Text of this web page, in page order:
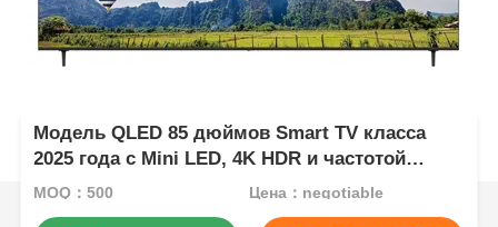
Модель QLED 85 дюймов Smart TV класса
2025 года с Mini LED, 4K HDR и частотой
обновления 120–144 Гц
MOQ：500 Цена：negotiable